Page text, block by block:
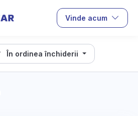
Vinde acum
În ordinea închiderii